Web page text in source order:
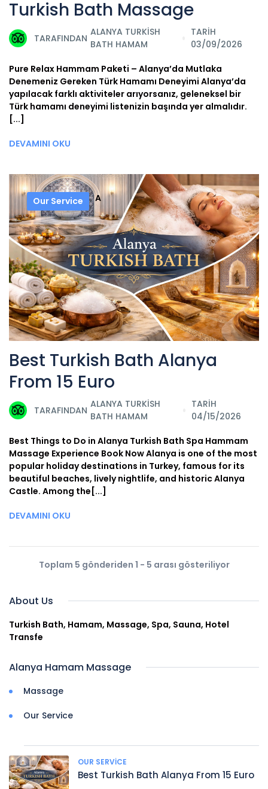
Turkish Bath Massage
TARAFINDAN
ALANYA TURKISH
BATH HAMAM
TARİH
03/09/2026
Pure Relax Hammam Paketi – Alanya’da Mutlaka
Denemeniz Gereken Türk Hamamı Deneyimi Alanya’da
yapılacak farklı aktiviteler arıyorsanız, geleneksel bir
Türk hamamı deneyimi listenizin başında yer almalıdır.
[...]
DEVAMINI OKU
A
Our Service
Best Turkish Bath Alanya
From 15 Euro
TARAFINDAN
ALANYA TURKISH
BATH HAMAM
TARİH
04/15/2026
Best Things to Do in Alanya Turkish Bath Spa Hammam
Massage Experience Book Now Alanya is one of the most
popular holiday destinations in Turkey, famous for its
beautiful beaches, lively nightlife, and historic Alanya
Castle. Among the[...]
DEVAMINI OKU
Toplam 5 gönderiden 1 - 5 arası gösteriliyor
About Us
Turkish Bath, Hamam, Massage, Spa, Sauna, Hotel
Transfe
Alanya Hamam Massage
Massage
Our Service
OUR SERVICE
Best Turkish Bath Alanya From 15 Euro